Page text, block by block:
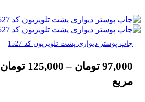
چاپ پوستر دیواری پشت تلویزیون کد 1527
97,000 تومان –
125,000 تومان
مربع